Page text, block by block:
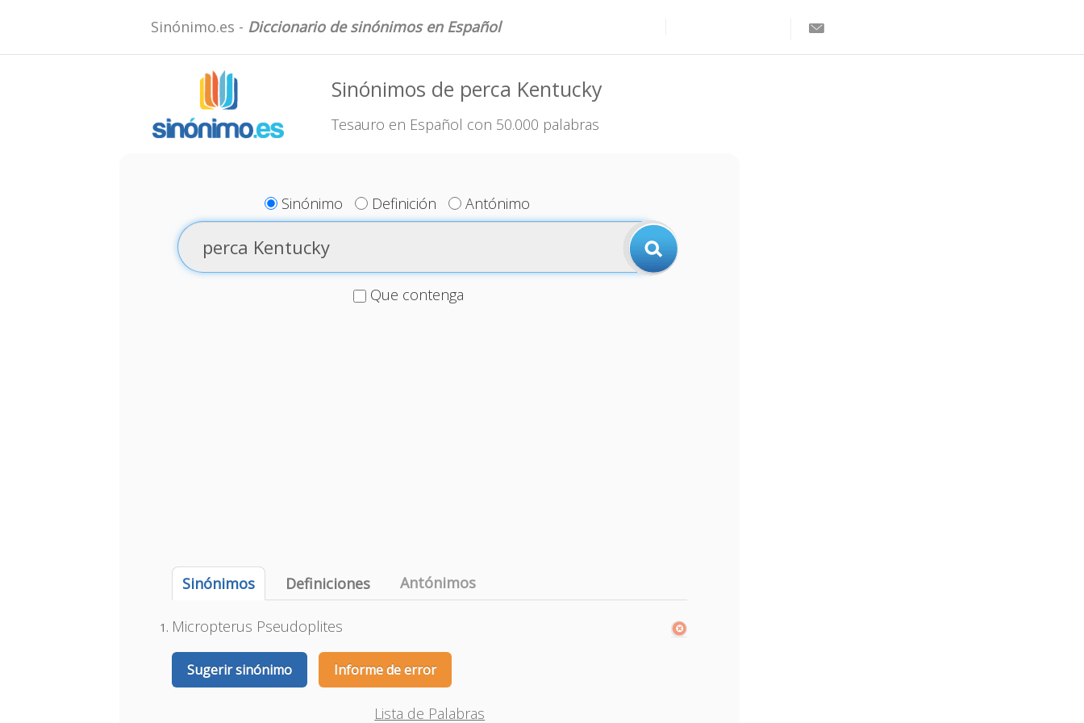
Sinónimo.es - Diccionario de sinónimos en Español
Sinónimos de perca Kentucky
Tesauro en Español con 50.000 palabras
Sinónimo Definición Antónimo
Que contenga
Sinónimos Definiciones Antónimos
Micropterus Pseudoplites
Sugerir sinónimo Informe de error
Lista de Palabras